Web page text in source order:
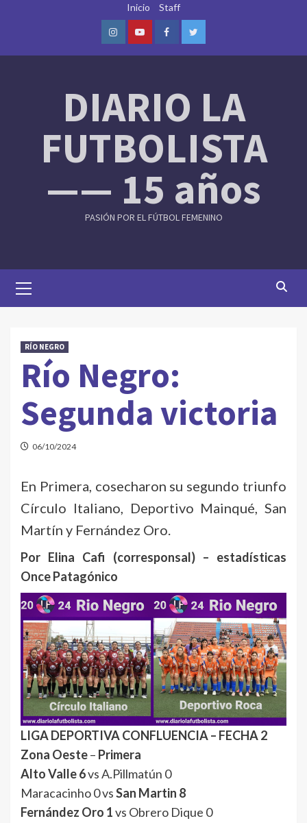
Inicio Staff
InstagramYoutubeFacebookTwitter
DIARIO LA
FUTBOLISTA
—— 15 años
PASIÓN POR EL FÚTBOL FEMENINO
Menu
RÍO NEGRO
Río Negro:
Segunda victoria
06/10/2024
En Primera, cosecharon su segundo triunfo
Círculo Italiano, Deportivo Mainqué, San
Martín y Fernández Oro.
Por Elina Cafi (corresponsal) – estadísticas
Once Patagónico
LIGA DEPORTIVA CONFLUENCIA – FECHA 2
Zona Oeste– Primera
Alto Valle 6vs A.Pillmatún 0
Maracacinho 0 vsSan Martin 8
Fernández Oro 1vs Obrero Dique 0